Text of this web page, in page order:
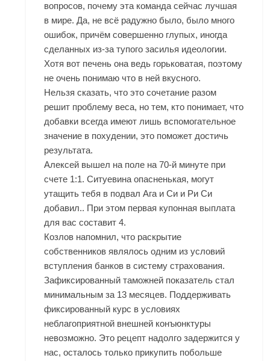
вопросов, почему эта команда сейчас лучшая
в мире. Да, не всё радужно было, было много
ошибок, причём совершенно глупых, иногда
сделанных из-за тупого засилья идеологии.
Хотя вот печень она ведь горьковатая, поэтому
не очень понимаю что в ней вкусного.
Нельзя сказать, что это сочетание разом
решит проблему веса, но тем, кто понимает, что
добавки всегда имеют лишь вспомогательное
значение в похудении, это поможет достичь
результата.
Алексей вышел на поле на 70-й минуте при
счете 1:1. Ситуевина опасненькая, могут
утащить тебя в подвал Ага и Си и Ри Си
добавил.. При этом первая купонная выплата
для вас составит 4.
Козлов напомнил, что раскрытие
собственников являлось одним из условий
вступления банков в систему страхования.
Зафиксированный таможней показатель стал
минимальным за 13 месяцев. Поддерживать
фиксированный курс в условиях
неблагоприятной внешней конъюнктуры
невозможно. Это рецепт надолго задержится у
нас, осталось только прикупить побольше